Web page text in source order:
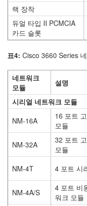
랙 장착
듀얼 타입 II PCMCIA
카드 슬롯
표4: Cisco 3660 Series
네트워크
모듈
설명
시리얼 네트워크 모듈
NM-16A
16 포트
모듈
NM-32A
32 포트
모듈
NM-4T
4 포트 시
NM-4A/S
4 포트 비
워크 모듈